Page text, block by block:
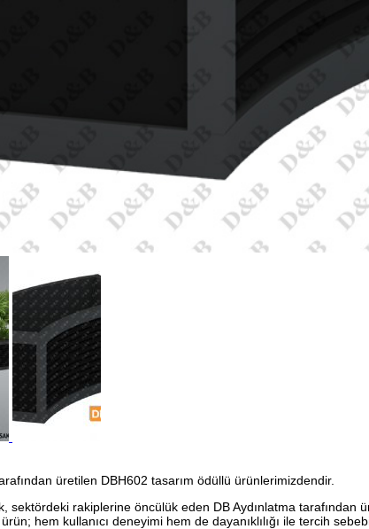
üretilen DBH602 tasarım ödüllü ürünlerimizdendir.
sektördeki rakiplerine öncülük eden DB Aydınlatma tarafından
hem kullanıcı deneyimi hem de dayanıklılığı ile tercih